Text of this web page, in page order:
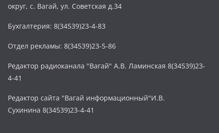
округ, с. Вагай, ул. Советская д.34
Бухгалтерия: 8(34539)23-4-83
Отдел рекламы: 8(34539)23-5-86
Редактор радиоканала "Вагай" А.В. Ламинская 8(34539)23-
4-41
Редактор сайта "Вагай информационный"И.В.
Сухинина 8(34539)23-4-41